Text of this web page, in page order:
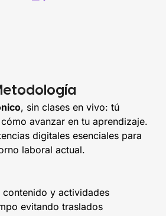
, sin clases en vivo: tú
avanzar en tu aprendizaje.
digitales esenciales para
laboral actual.
contenido y actividades
evitando traslados